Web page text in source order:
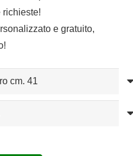
richieste!
e gratuito,